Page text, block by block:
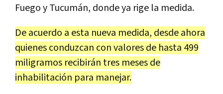
Fuego y Tucumán, donde ya rige la medida.
De acuerdo a esta nueva medida, desde ahora
quienes conduzcan con valores de hasta 499
miligramos recibirán tres meses de
inhabilitación para manejar.